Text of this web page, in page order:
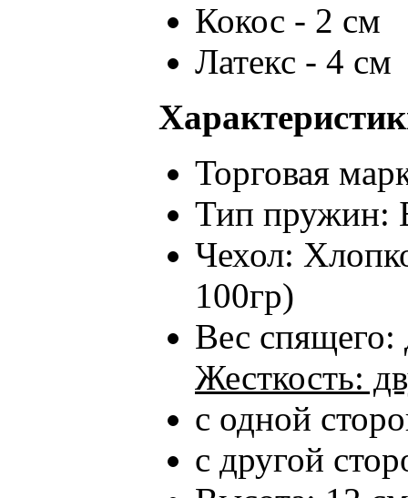
Кокос - 2 см
Латекс - 4 см
Торговая
Тип пружин:
Чехол:
100гр)
Вес спящего:
Жесткость:
с одной
с другой